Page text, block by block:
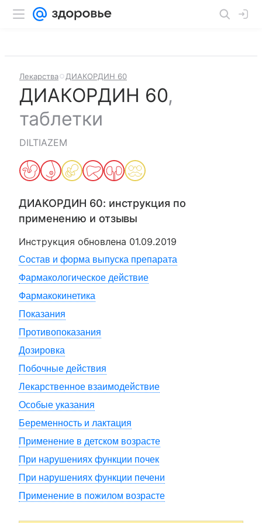
Лекарства ДИАКОРДИН 60
ДИАКОРДИН 60,
таблетки
DILTIAZEM
ДИАКОРДИН 60: инструкция по
применению и отзывы
Инструкция обновлена 01.09.2019
Состав и форма выпуска препарата
Фармакологическое действие
Фармакокинетика
Показания
Противопоказания
Дозировка
Побочные действия
Лекарственное взаимодействие
Особые указания
Беременность и лактация
Применение в детском возрасте
При нарушениях функции почек
При нарушениях функции печени
Применение в пожилом возрасте